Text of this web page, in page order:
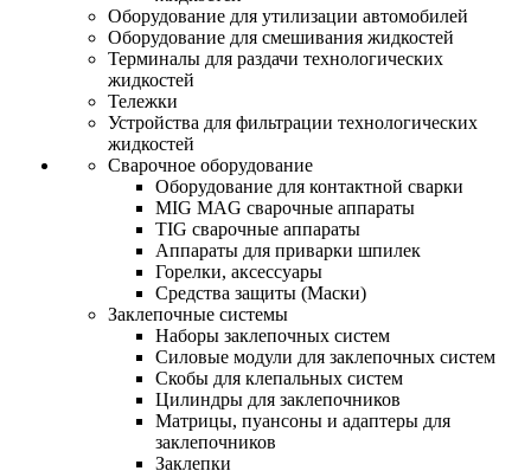
Оборудование для утилизации автомобилей
Оборудование для смешивания жидкостей
Терминалы для раздачи технологических
жидкостей
Тележки
Устройства для фильтрации технологических
жидкостей
Сварочное оборудование
Оборудование для контактной сварки
MIG MAG сварочные аппараты
TIG сварочные аппараты
Аппараты для приварки шпилек
Горелки, аксессуары
Средства защиты (Маски)
Заклепочные системы
Наборы заклепочных систем
Силовые модули для заклепочных систем
Скобы для клепальных систем
Цилиндры для заклепочников
Матрицы, пуансоны и адаптеры для
заклепочников
Заклепки